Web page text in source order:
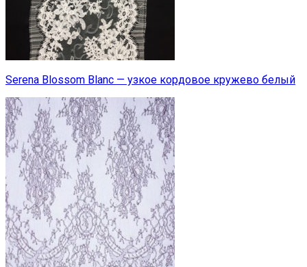
Serena Blossom Blanc — узкое кордовое кружево белый